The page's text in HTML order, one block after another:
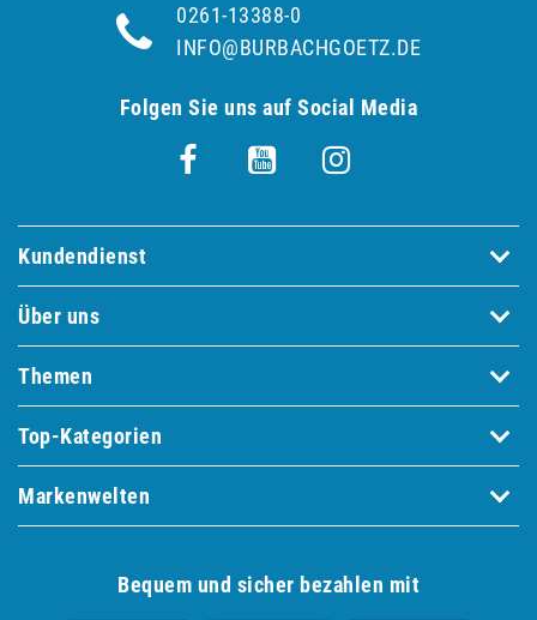
0261-13388-0
INFO@BURBACHGOETZ.DE
Folgen Sie uns auf Social Media
Kundendienst
Über uns
Themen
Top-Kategorien
Markenwelten
Bequem und sicher bezahlen mit